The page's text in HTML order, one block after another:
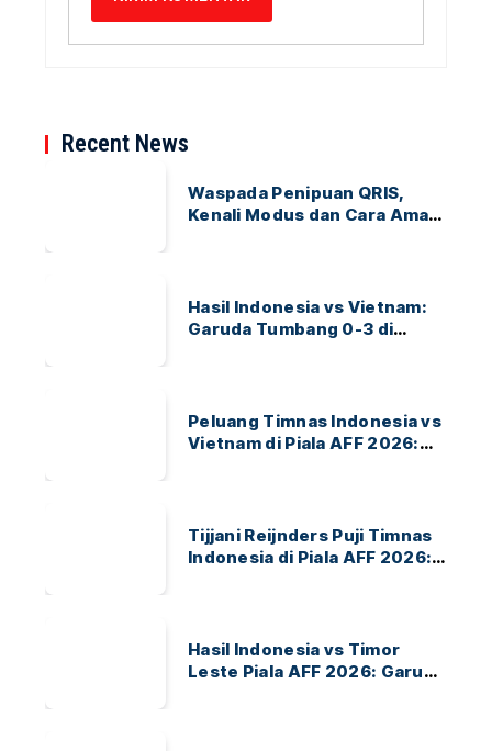
Recent News
Waspada Penipuan QRIS,
Kenali Modus dan Cara Aman
Hasil Indonesia vs Vietnam:
Garuda Tumbang 0-3 di
Peluang Timnas Indonesia vs
Vietnam di Piala AFF 2026:
Tijjani Reijnders Puji Timnas
Indonesia di Piala AFF 2026:
Hasil Indonesia vs Timor
Leste Piala AFF 2026: Garuda